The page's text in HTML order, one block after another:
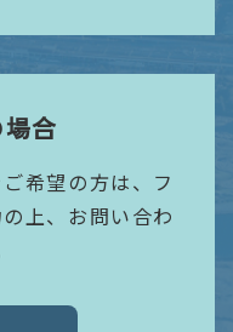
場合
希望の方は、フ
上、お問い合わ